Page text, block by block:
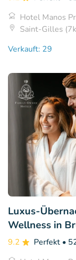
Hotel Manos
Saint-Gilles
Verkauft: 29
Luxus-
Wellness in
9.2 Perfekt •